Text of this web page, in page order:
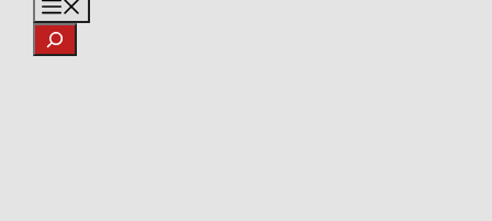
Search